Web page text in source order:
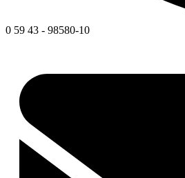
0 59 43 - 98580-10